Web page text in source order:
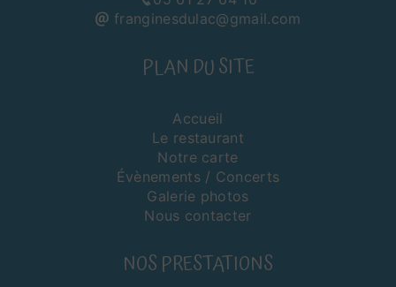
franginesdulac@gmail.com
PLAN DU SITE
Accueil
Le restaurant
Notre carte
Évènements / Concerts
Galerie photos
Nous contacter
NOS PRESTATIONS